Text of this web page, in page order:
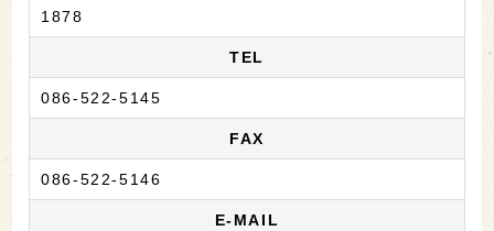
1878
TEL
086-522-5145
FAX
086-522-5146
E-MAIL